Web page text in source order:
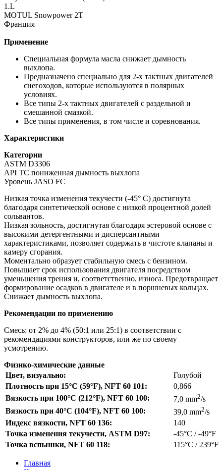
1.L
MOTUL Snowpower 2T
Франция
Применение
Специальная формула масла снижает дымность
выхлопа.
Предназначено специально для 2-х тактных двигателей
снегоходов, которые используются в полярных
условиях.
Все типы 2-х тактных двигателей с раздельной и
смешанной смазкой.
Все типы применения, в том числе и соревнования.
Характеристики
Категории
ASTM D3306
API TC пониженная дымность выхлопа
Уровень JASO FC
Низкая точка изменения текучести (-45° С) достигнута
благодаря синтетической основе с низкой процентной долей
сольвантов.
Низкая зольность, достигнутая благодаря эстеровой основе с
высокими детергентными и дисперсантными
характеристиками, позволяет содержать в чистоте клапаны и
камеру сгорания.
Моментально образует стабильную смесь с бензином.
Повышает срок использования двигателя посредством
уменьшения трения и, соответственно, износа. Предотвращает
формирование осадков в двигателе и в поршневых кольцах.
Снижает дымность выхлопа.
Рекомендации по применению
Смесь: от 2% до 4% (50:1 или 25:1) в соответствии с
рекомендациями конструкторов, или же по своему
усмотрению.
Физико-химические данные
Цвет, визуально:
Голубой
Плотность при 15°C (59°F), NFT 60 101:
0,866
Вязкость при 100°C (212°F), NFT 60 100:
7,0 mm2/s
Вязкость при 40°C (104°F), NFT 60 100:
39,0 mm2/s
Индекс вязкости, NFT 60 136:
140
Точка изменения текучести, ASTM D97:
-45°C / -49°F
Точка вспышки, NFT 60 118:
115°C / 239°F
Главная